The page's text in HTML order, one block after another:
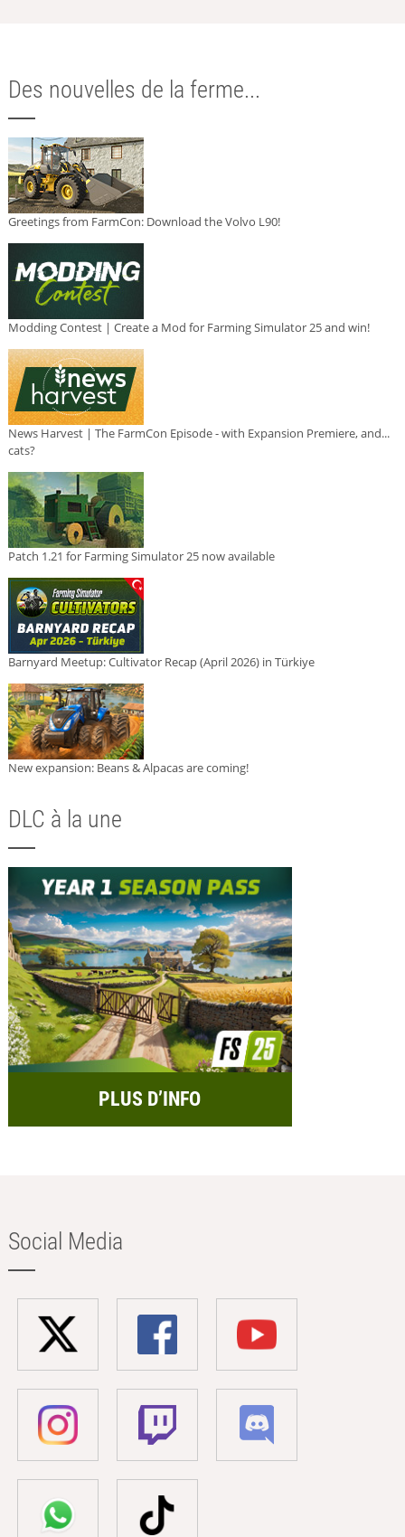
Des nouvelles de la ferme...
Greetings from FarmCon: Download the Volvo L90!
Modding Contest | Create a Mod for Farming Simulator 25 and win!
News Harvest | The FarmCon Episode - with Expansion Premiere, and...
cats?
Patch 1.21 for Farming Simulator 25 now available
Barnyard Meetup: Cultivator Recap (April 2026) in Türkiye
New expansion: Beans & Alpacas are coming!
DLC à la une
PLUS D’INFO
Social Media